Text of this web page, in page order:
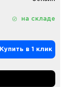
на складе
Купить в 1 клик